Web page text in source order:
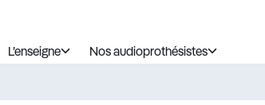
L’enseigne Nos audioprothésistes